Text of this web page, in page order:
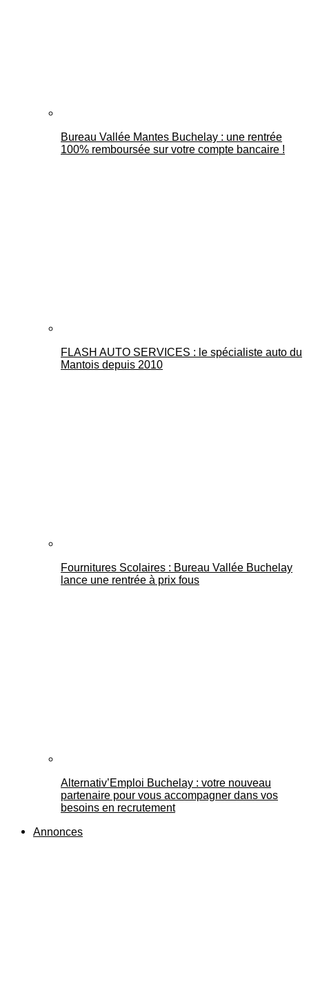
Bureau Vallée Mantes Buchelay : une rentrée
100% remboursée sur votre compte bancaire !
FLASH AUTO SERVICES : le spécialiste auto du
Mantois depuis 2010
Fournitures Scolaires : Bureau Vallée Buchelay
lance une rentrée à prix fous
Alternativ’Emploi Buchelay : votre nouveau
partenaire pour vous accompagner dans vos
besoins en recrutement
Annonces